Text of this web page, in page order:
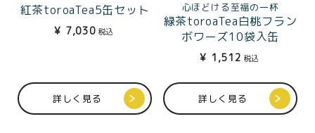
紅茶toroaTea5缶セット
¥ 7,030 税込
詳しく見る
心ほどける至福の一杯
緑茶toroaTea白桃フラン
ボワーズ10袋入缶
¥ 1,512 税込
詳しく見る